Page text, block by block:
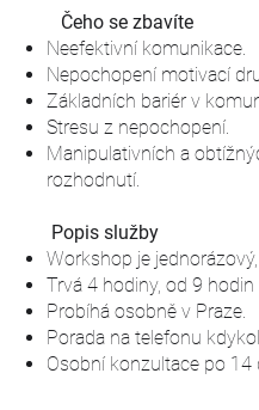
Čeho se zbavíte
Neefektivní komunikace.
Nepochopení motivací
Základních bariér v
Stresu z nepochopení.
Manipulativních a
rozhodnutí.
Popis služby
Workshop je
Trvá 4 hodiny, od 9
Probíhá osobně v Praze.
Porada na telefonu
Osobní konzultace po 14